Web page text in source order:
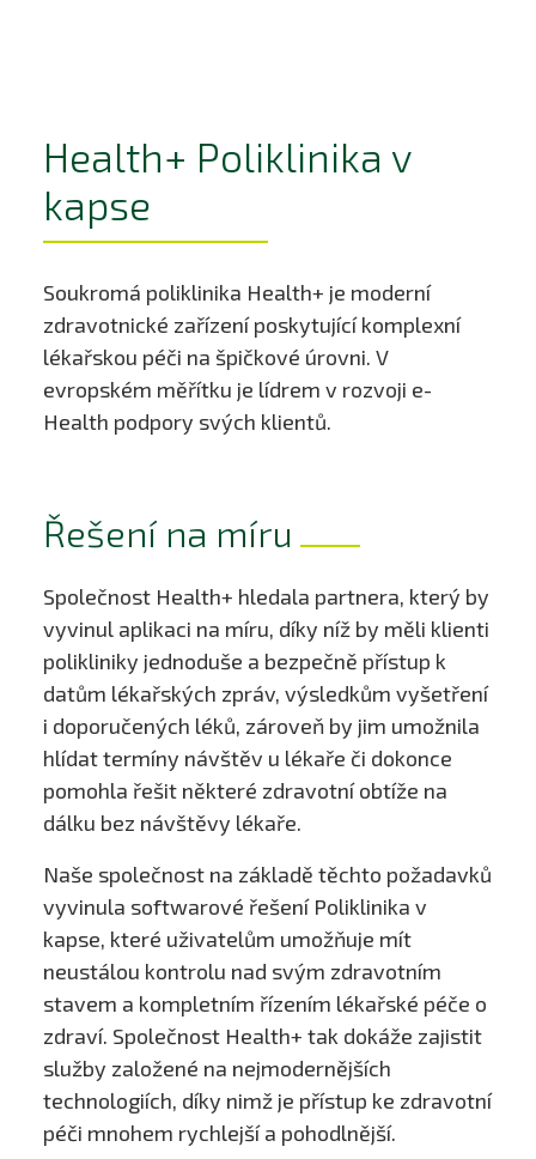
Health+ Poliklinika v
kapse
Soukromá poliklinika Health+ je moderní
zdravotnické zařízení poskytující komplexní
lékařskou péči na špičkové úrovni. V
evropském měřítku je lídrem v rozvoji e-
Health podpory svých klientů.
Řešení na míru
Společnost Health+ hledala partnera, který by
vyvinul aplikaci na míru, díky níž by měli klienti
polikliniky jednoduše a bezpečně přístup k
datům lékařských zpráv, výsledkům vyšetření
i doporučených léků, zároveň by jim umožnila
hlídat termíny návštěv u lékaře či dokonce
pomohla řešit některé zdravotní obtíže na
dálku bez návštěvy lékaře.
Naše společnost na základě těchto požadavků
vyvinula softwarové řešení Poliklinika v
kapse, které uživatelům umožňuje mít
neustálou kontrolu nad svým zdravotním
stavem a kompletním řízením lékařské péče o
zdraví. Společnost Health+ tak dokáže zajistit
služby založené na nejmodernějších
technologiích, díky nimž je přístup ke zdravotní
péči mnohem rychlejší a pohodlnější.